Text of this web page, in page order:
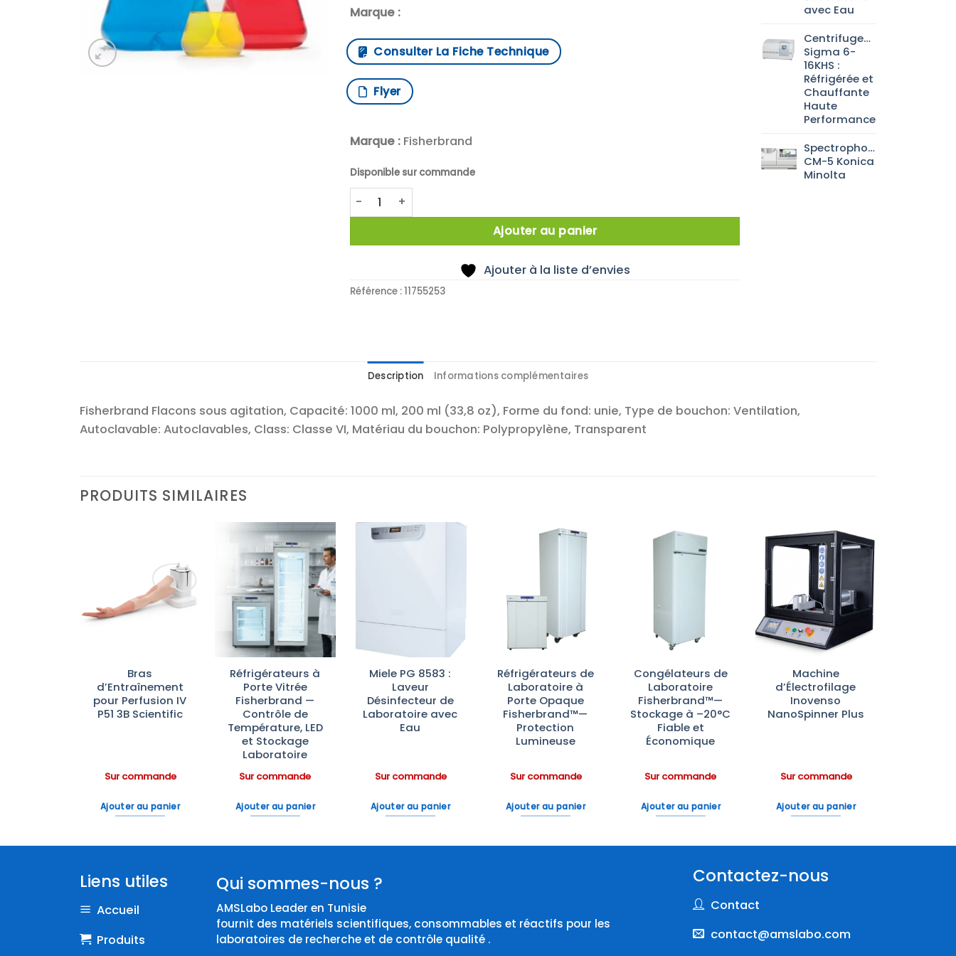
Marque :
Consulter La Fiche Technique
Flyer
Marque :Fisherbrand
Disponible sur commande
quantité de X6 Erlenmeyer Fisherbrand,1L,ventilé,fond plat,Sté
Ajouter au panier
Ajouter à la liste d’envies
Référence :11755253
avec Eau
Centrifugeuse
Sigma 6-
16KHS :
Réfrigérée et
Chauffante
Haute
Performance
Spectrophotomètre
CM-5 Konica
Minolta
Description Informations complémentaires
Fisherbrand Flacons sous agitation, Capacité: 1000 ml, 200 ml (33,8 oz), Forme du fond: unie, Type de bouchon: Ventilation,
Autoclavable: Autoclavables, Class: Classe VI, Matériau du bouchon: Polypropylène, Transparent
PRODUITS SIMILAIRES
Ajouter
à la liste
d’envies
Bras
d’Entraînement
pour Perfusion IV
P51 3B Scientific
Sur commande
Ajouter au panier
Ajouter
à la liste
d’envies
Réfrigérateurs à
Porte Vitrée
Fisherbrand —
Contrôle de
Température, LED
et Stockage
Laboratoire
Sur commande
Ajouter au panier
Miele PG 8583 :
Laveur
Désinfecteur de
Laboratoire avec
Eau
Sur commande
Ajouter au panier
Réfrigérateurs de
Laboratoire à
Porte Opaque
Fisherbrand™—
Protection
Lumineuse
Sur commande
Ajouter au panier
Congélateurs de
Laboratoire
Fisherbrand™—
Stockage à –20°C
Fiable et
Économique
Sur commande
Ajouter au panier
Ajouter
à la liste
d’envies
Machine
d’Électrofilage
Inovenso
NanoSpinner Plus
Sur commande
Ajouter au panier
Liens utiles
Accueil
Produits
Qui sommes-nous ?
AMSLabo Leader en Tunisie
fournit des matériels scientifiques, consommables et réactifs pour les
laboratoires de recherche et de contrôle qualité .
Contactez-nous
Contact
contact@amslabo.com